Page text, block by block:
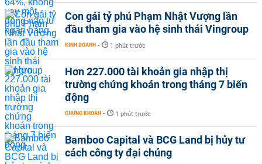
Con gái tỷ phú Phạm Nhật Vượng lần
đầu tham gia vào hệ sinh thái Vingroup
KINH DOANH - 1 phút trước
Hơn 227.000 tài khoản gia nhập thị
trường chứng khoán trong tháng 7 biến
động
CHỨNG KHOÁN - 1 phút trước
Bamboo Capital và BCG Land bị hủy tư
cách công ty đại chúng